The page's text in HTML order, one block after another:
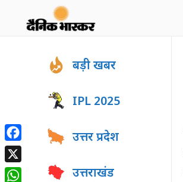
बड़ी खबर
IPL 2025
उत्तर प्रदेश
उत्तराखंड
Facebook
X